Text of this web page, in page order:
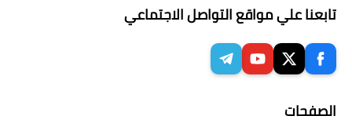
تابعنا علي مواقع التواصل الاجتماعي
الصفحات